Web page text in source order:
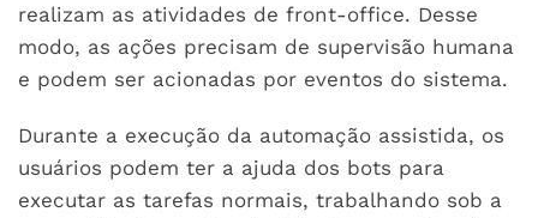
realizam as atividades de front-office. Desse
modo, as ações precisam de supervisão humana
e podem ser acionadas por eventos do sistema.
Durante a execução da automação assistida, os
usuários podem ter a ajuda dos bots para
executar as tarefas normais, trabalhando sob a